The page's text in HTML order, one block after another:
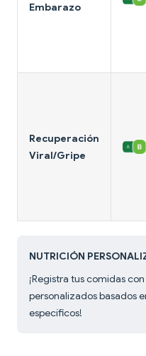
Embarazo
Recuperación
Viral/Gripe
NUTRICIÓN
¡Registra tus comidas con
personalizados basados
específicos!